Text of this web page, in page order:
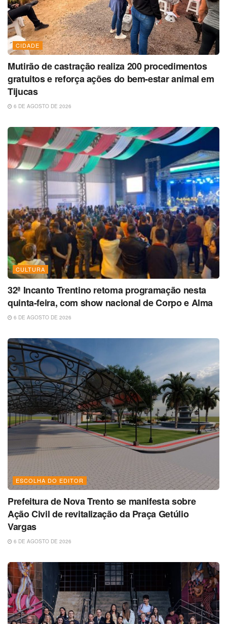
CIDADE
Mutirão de castração realiza 200 procedimentos
gratuitos e reforça ações do bem-estar animal em
Tijucas
6 DE AGOSTO DE 2026
CULTURA
32ª Incanto Trentino retoma programação nesta
quinta-feira, com show nacional de Corpo e Alma
6 DE AGOSTO DE 2026
ESCOLHA DO EDITOR
Prefeitura de Nova Trento se manifesta sobre
Ação Civil de revitalização da Praça Getúlio
Vargas
6 DE AGOSTO DE 2026